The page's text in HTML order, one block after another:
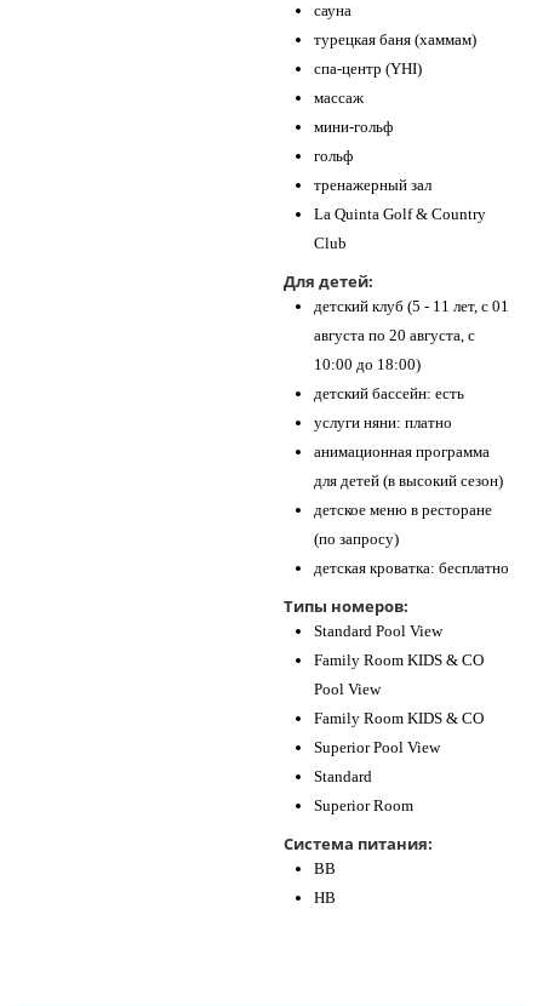
сауна
турецкая баня (хаммам)
спа-центр (YHI)
массаж
мини-гольф
гольф
тренажерный зал
La Quinta Golf & Country
Club
Для детей:
детский клуб (5 - 11 лет, с 01
августа по 20 августа, с
10:00 до 18:00)
детский бассейн: есть
услуги няни: платно
анимационная программа
для детей (в высокий сезон)
детское меню в ресторане
(по запросу)
детская кроватка: бесплатно
Типы номеров:
Standard Pool View
Family Room KIDS & CO
Pool View
Family Room KIDS & CO
Superior Pool View
Standard
Superior Room
Система питания:
BB
HB